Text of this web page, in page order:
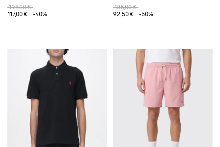
195,00 €
117,00 €
-40%
185,00 €
92,50 €
-50%